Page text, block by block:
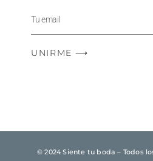
UNIRME ⟶
© 2024 Siente tu boda – Todos